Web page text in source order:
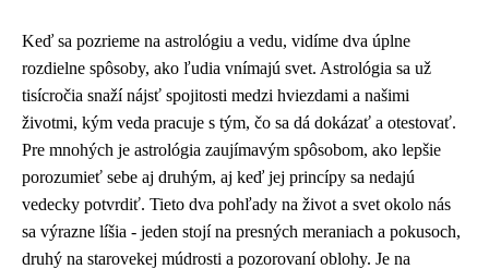
Keď sa pozrieme na astrológiu a vedu, vidíme dva úplne
rozdielne spôsoby, ako ľudia vnímajú svet. Astrológia sa už
tisícročia snaží nájsť spojitosti medzi hviezdami a našimi
životmi, kým veda pracuje s tým, čo sa dá dokázať a otestovať.
Pre mnohých je astrológia zaujímavým spôsobom, ako lepšie
porozumieť sebe aj druhým, aj keď jej princípy sa nedajú
vedecky potvrdiť. Tieto dva pohľady na život a svet okolo nás
sa výrazne líšia - jeden stojí na presných meraniach a pokusoch,
druhý na starovekej múdrosti a pozorovaní oblohy. Je na